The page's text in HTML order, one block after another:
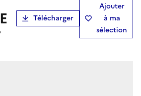
Télécharger
Ajouter
à ma
sélection